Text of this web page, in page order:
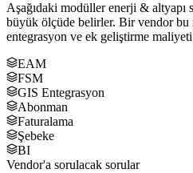
Aşağıdaki modüllerenerji & altyapı
büyük ölçüde belirler. Bir vendor bu
entegrasyon ve ek geliştirme
EAM
FSM
GIS Entegrasyon
Abonman
Faturalama
Şebeke
BI
Vendor'a sorulacak sorular